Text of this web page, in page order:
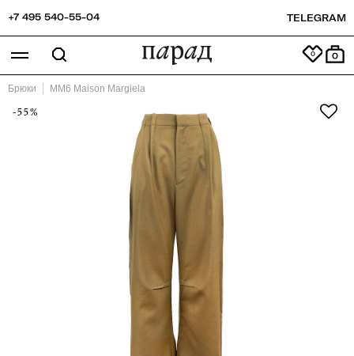
+7 495 540-55-04 TELEGRAM
0
Брюки MM6 Maison Margiela
-55%